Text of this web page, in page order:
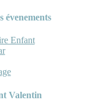
évenements
Enfant
Valentin